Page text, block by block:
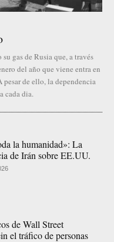
gas de Rusia que, a través
del año que viene entra en
de ello, la dependencia
cada dia.
la humanidad»: La
de Irán sobre EE.UU.
de Wall Street
el tráfico de personas